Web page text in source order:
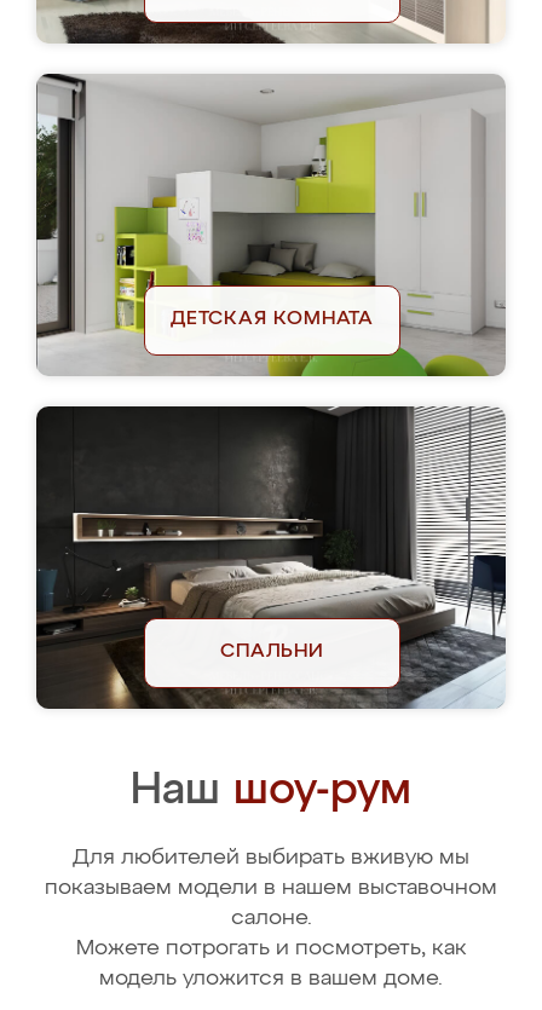
ДЕТСКАЯ КОМНАТА
СПАЛЬНИ
Наш шоу-рум
Для любителей выбирать вживую мы
показываем модели в нашем выставочном
салоне.
Можете потрогать и посмотреть, как
модель уложится в вашем доме.